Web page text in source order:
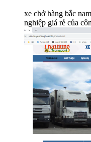
xe chở hàng bắc
nghiệp giá rẻ của